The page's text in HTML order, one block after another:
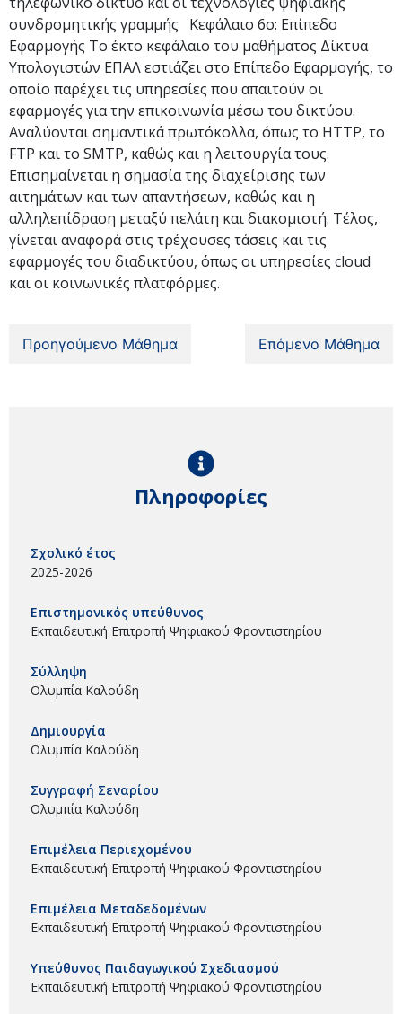
συνδρομητικής γραμμής Κεφάλαιο 6ο: Επίπεδο
Εφαρμογής Το έκτο κεφάλαιο του μαθήματος Δίκτυα
Υπολογιστών ΕΠΑΛ εστιάζει στο Επίπεδο Εφαρμογής, το
οποίο παρέχει τις υπηρεσίες που απαιτούν οι
εφαρμογές για την επικοινωνία μέσω του δικτύου.
Αναλύονται σημαντικά πρωτόκολλα, όπως το HTTP, το
FTP και το SMTP, καθώς και η λειτουργία τους.
Επισημαίνεται η σημασία της διαχείρισης των
αιτημάτων και των απαντήσεων, καθώς και η
αλληλεπίδραση μεταξύ πελάτη και διακομιστή. Τέλος,
γίνεται αναφορά στις τρέχουσες τάσεις και τις
εφαρμογές του διαδικτύου, όπως οι υπηρεσίες cloud
και οι κοινωνικές πλατφόρμες.
Προηγούμενο Μάθημα Επόμενο Μάθημα
Πληροφορίες
Σχολικό έτος
2025-2026
Επιστημονικός υπεύθυνος
Εκπαιδευτική Επιτροπή Ψηφιακού Φροντιστηρίου
Σύλληψη
Ολυμπία Καλούδη
Δημιουργία
Ολυμπία Καλούδη
Συγγραφή Σεναρίου
Ολυμπία Καλούδη
Επιμέλεια Περιεχομένου
Εκπαιδευτική Επιτροπή Ψηφιακού Φροντιστηρίου
Επιμέλεια Μεταδεδομένων
Εκπαιδευτική Επιτροπή Ψηφιακού Φροντιστηρίου
Υπεύθυνος Παιδαγωγικού Σχεδιασμού
Εκπαιδευτική Επιτροπή Ψηφιακού Φροντιστηρίου